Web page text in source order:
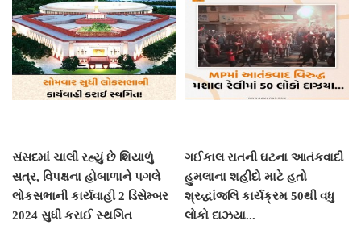
સંસદમાં ચાલી રહ્યું છે શિયાળું
સત્ર, વિપક્ષના હોબાળાને પગલે
લોકસભાની કાર્યવાહી 2 ડિસેમ્બર
2024 સુધી કરાઈ સ્થગિત
ગઈકાલ રાતની ઘટના આતંકવાદી
હુમલાના શહીદો માટે હતો
શ્રદ્ધાંજલિ કાર્યક્રમ 50થી વધુ
લોકો દાઝયા...